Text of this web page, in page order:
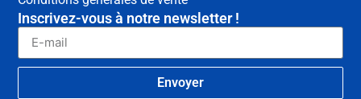
Inscrivez-vous à notre newsletter !
Envoyer